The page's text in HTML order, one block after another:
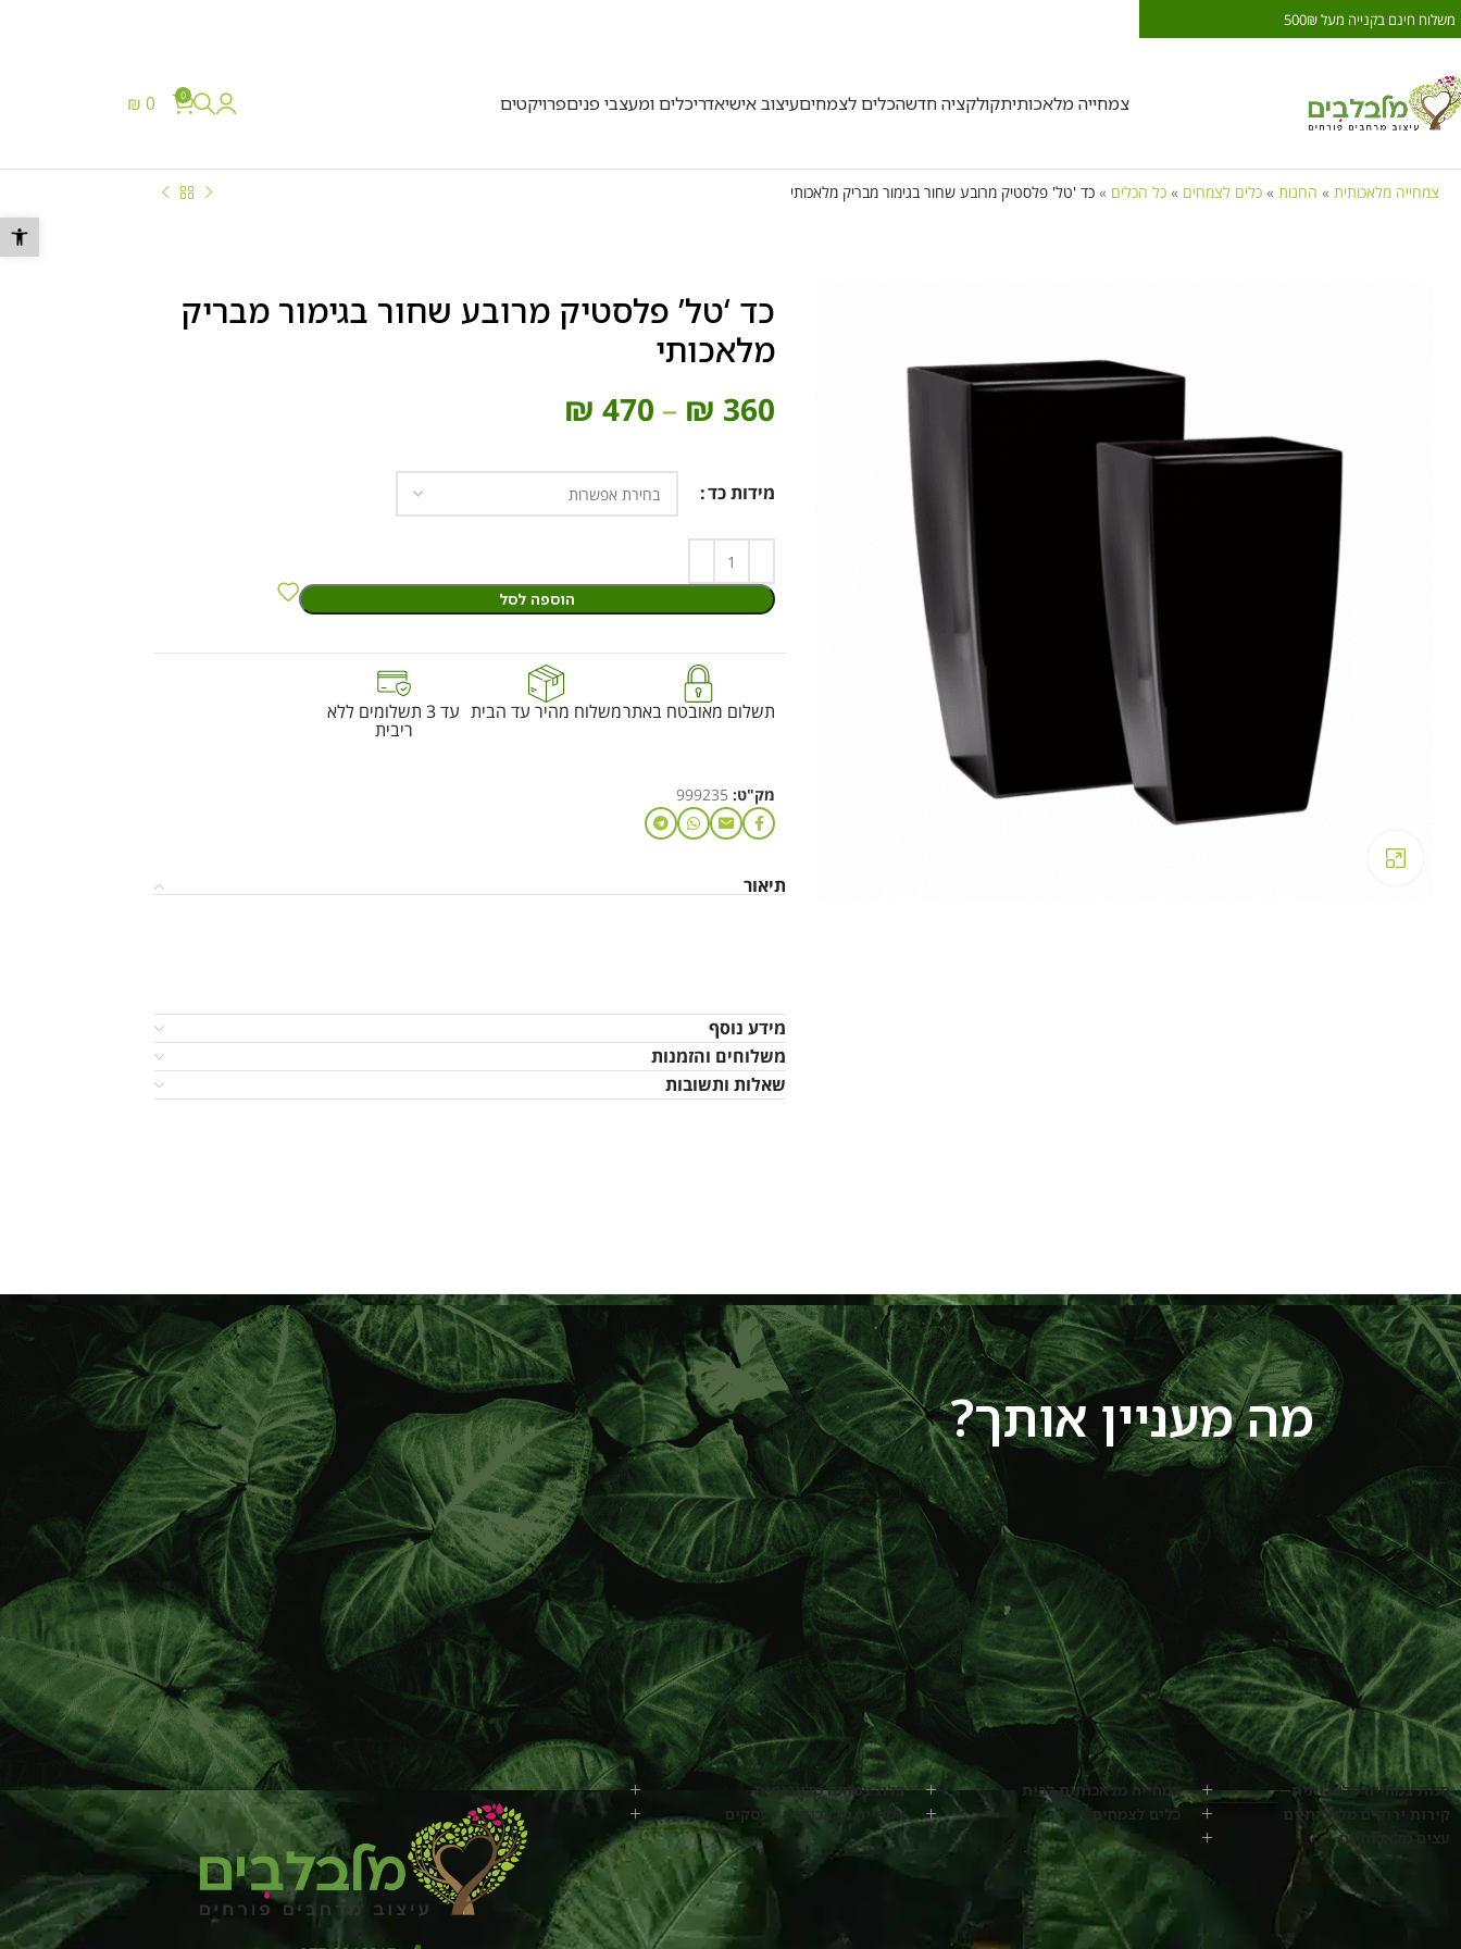
צמחייה מלאכותיתקולקציה חדשהכלים לצמחיםעיצוב אישיאדריכלים ומעצבי פניםפרויקטים 0
₪ 0
צמחייה מלאכותית » החנות » כלים לצמחים » כל הכלים » כד 'טל' פלסטיק מרובע שחור בגימור מבריק מלאכותי
כד ‘טל’ פלסטיק מרובע שחור בגימור מבריק
מלאכותי
₪ 360
–
₪ 470
מידות כד
הוספה לסל
תשלום מאובטח באתרמשלוח מהיר עד הבית עד 3 תשלומים ללא
ריבית
מק"ט: 999235
תיאור
מידע נוסף
משלוחים והזמנות
שאלות ותשובות
מה מעניין אותך?
חנות צמחייה מלאכותית
קירות ירוקים מלאכותיים
עצים מלאכותיים
צמחייה מלאכותית לבית
כלים לצמחים
בלוג צמחיה מלאכותית
צמחייה מלאכותית לעסקים
משלוח חינם בקנייה מעל 500₪
פתח